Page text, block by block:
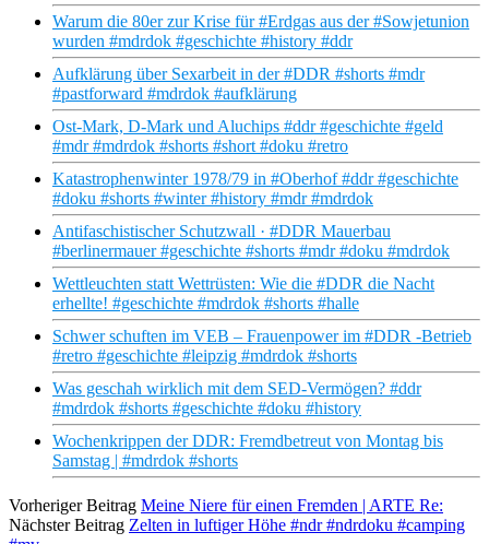
Warum die 80er zur Krise für #Erdgas aus der #Sowjetunion
wurden #mdrdok #geschichte #history #ddr
Aufklärung über Sexarbeit in der #DDR #shorts #mdr
#pastforward #mdrdok #aufklärung
Ost-Mark, D-Mark und Aluchips #ddr #geschichte #geld
#mdr #mdrdok #shorts #short #doku #retro
Katastrophenwinter 1978/79 in #Oberhof #ddr #geschichte
#doku #shorts #winter #history #mdr #mdrdok
Antifaschistischer Schutzwall · #DDR Mauerbau
#berlinermauer #geschichte #shorts #mdr #doku #mdrdok
Wettleuchten statt Wettrüsten: Wie die #DDR die Nacht
erhellte! #geschichte #mdrdok #shorts #halle
Schwer schuften im VEB – Frauenpower im #DDR -Betrieb
#retro #geschichte #leipzig #mdrdok #shorts
Was geschah wirklich mit dem SED-Vermögen? #ddr
#mdrdok #shorts #geschichte #doku #history
Wochenkrippen der DDR: Fremdbetreut von Montag bis
Samstag | #mdrdok #shorts
Vorheriger Beitrag Meine Niere für einen Fremden | ARTE Re:
Nächster Beitrag Zelten in luftiger Höhe #ndr #ndrdoku #camping